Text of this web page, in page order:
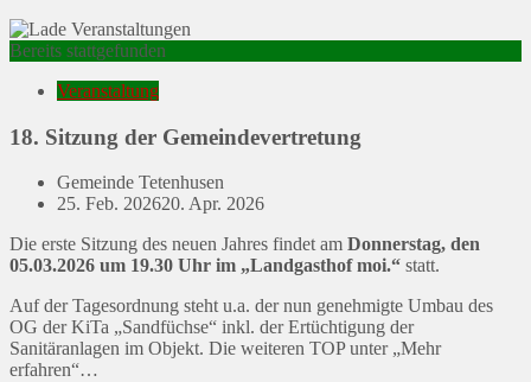
Bereits stattgefunden
Veranstaltung
18. Sitzung der Gemeindevertretung
Gemeinde Tetenhusen
Posted
25. Feb. 202620. Apr. 2026
Die erste Sitzung des neuen Jahres findet am Donnerstag, den
05.03.2026 um 19.30 Uhr im „Landgasthof moi.“ statt.
Auf der Tagesordnung steht u.a. der nun genehmigte Umbau des
OG der KiTa „Sandfüchse“ inkl. der Ertüchtigung der
Sanitäranlagen im Objekt. Die weiteren TOP unter „Mehr
erfahren“…